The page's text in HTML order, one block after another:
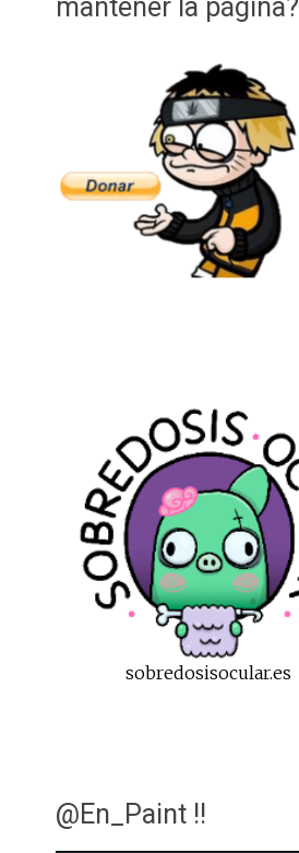
mantener la página?
sobredosisocular.es
@En_Paint !!